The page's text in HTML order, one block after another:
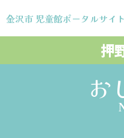
金沢市 児童館ポータルサイト
金沢市 児童館ポータルサイト
お
押